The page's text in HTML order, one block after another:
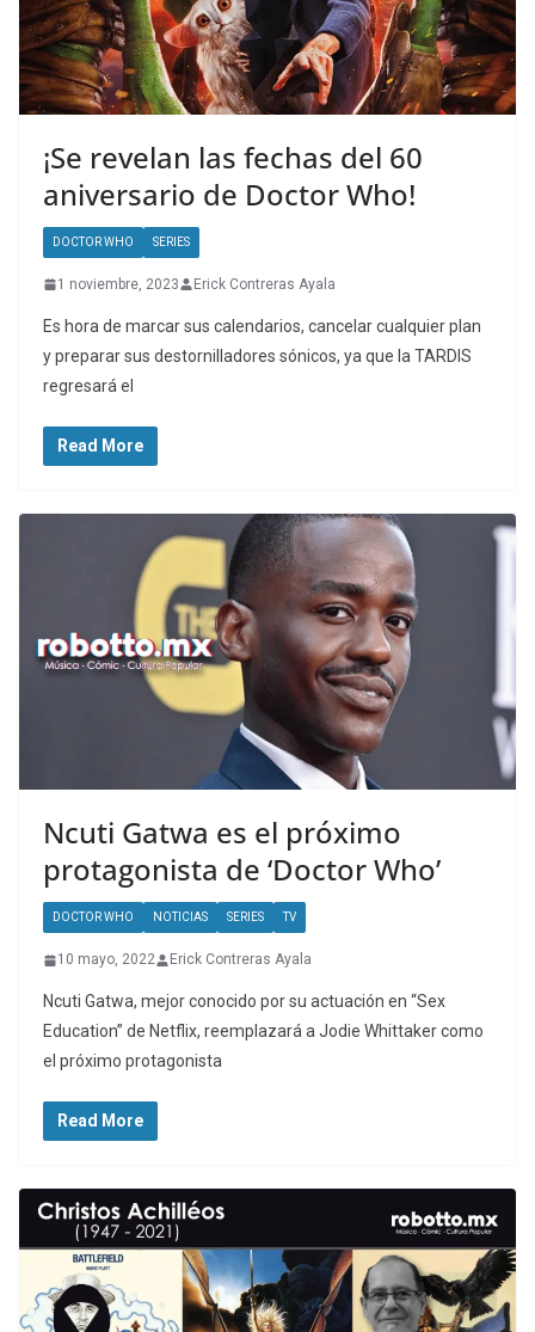
¡Se revelan las fechas del 60
aniversario de Doctor Who!
DOCTOR WHO SERIES
1 noviembre, 2023 Erick Contreras Ayala
Es hora de marcar sus calendarios, cancelar cualquier plan
y preparar sus destornilladores sónicos, ya que la TARDIS
regresará el
Read More
Ncuti Gatwa es el próximo
protagonista de ‘Doctor Who’
DOCTOR WHO NOTICIAS SERIES TV
10 mayo, 2022 Erick Contreras Ayala
Ncuti Gatwa, mejor conocido por su actuación en “Sex
Education” de Netflix, reemplazará a Jodie Whittaker como
el próximo protagonista
Read More